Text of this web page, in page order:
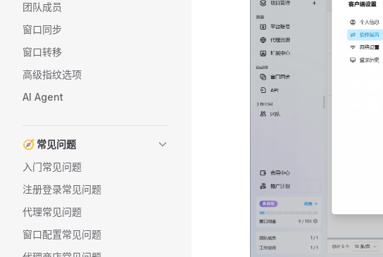
团队成员
窗口同步
窗口转移
高级指纹选项
AI Agent
🧭 常见问题
入门常见问题
注册登录常见问题
代理常见问题
窗口配置常见问题